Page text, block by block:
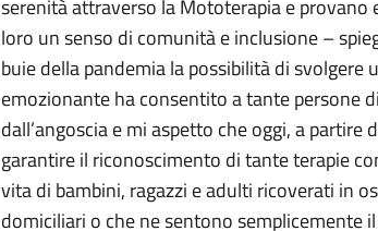
serenità attraverso la Mototerapia e
loro un senso di comunità e inclusione –
buie della pandemia la possibilità di svolgere
emozionante ha consentito a tante persone
dall’angoscia e mi aspetto che oggi, a
garantire il riconoscimento di tante terapie
vita di bambini, ragazzi e adulti ricoverati in
domiciliari o che ne sentono semplicemente